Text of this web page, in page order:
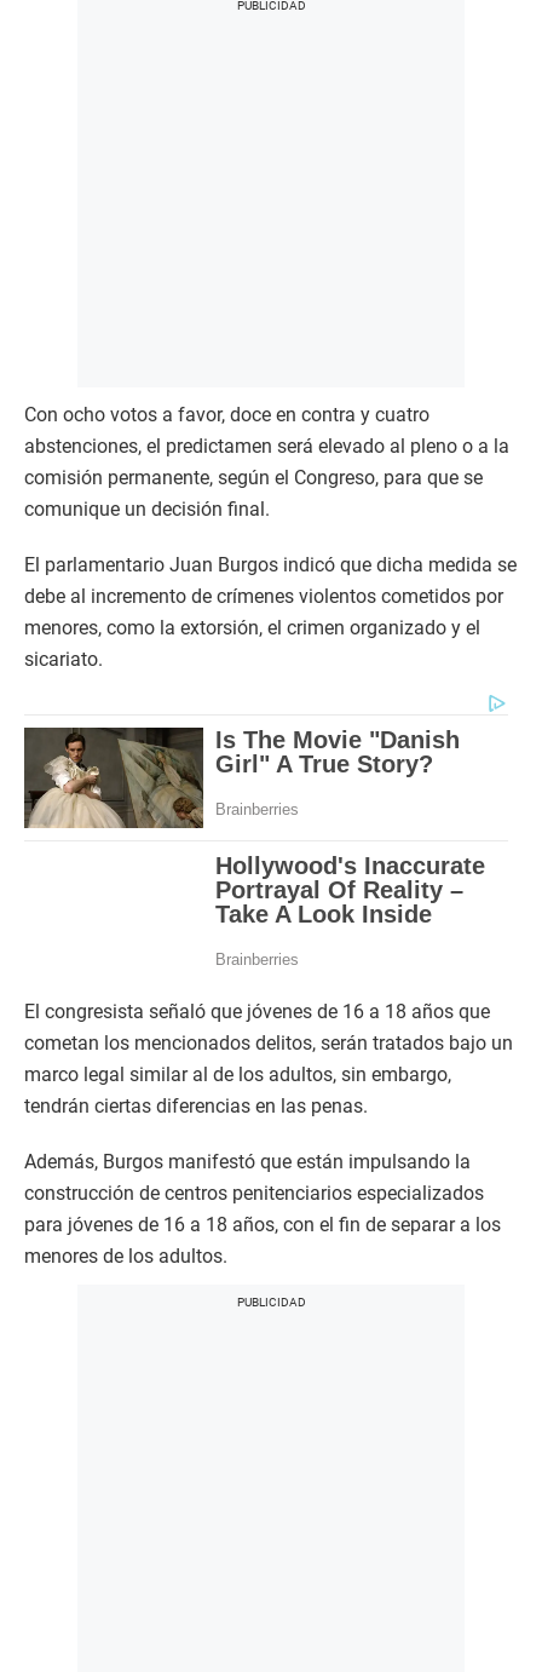
Con ocho votos a favor, doce en contra y cuatro
abstenciones, el predictamen será elevado al pleno o a la
comisión permanente, según el Congreso, para que se
comunique un decisión final.
El parlamentario Juan Burgos indicó que dicha medida se
debe al incremento de crímenes violentos cometidos por
menores, como la extorsión, el crimen organizado y el
sicariato.
El congresista señaló que jóvenes de 16 a 18 años que
cometan los mencionados delitos, serán tratados bajo un
marco legal similar al de los adultos, sin embargo,
tendrán ciertas diferencias en las penas.
Además, Burgos manifestó que están impulsando la
construcción de centros penitenciarios especializados
para jóvenes de 16 a 18 años, con el fin de separar a los
menores de los adultos.